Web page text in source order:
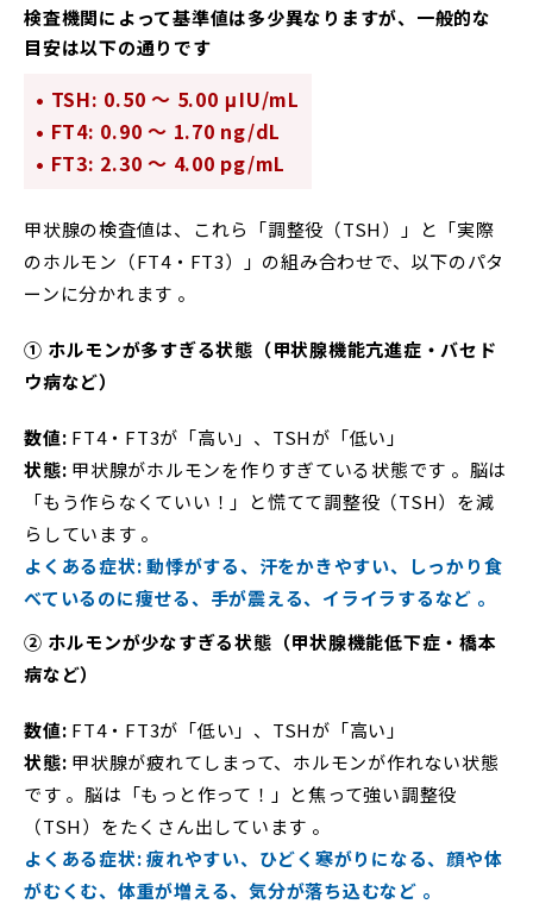
検査機関によって基準値は多少異なりますが、一般的な
目安は以下の通りです
• TSH: 0.50 ～ 5.00 μIU/mL
• FT4: 0.90 ～ 1.70 ng/dL
• FT3: 2.30 ～ 4.00 pg/mL
甲状腺の検査値は、これら「調整役（TSH）」と「実際
のホルモン（FT4・FT3）」の組み合わせで、以下のパタ
ーンに分かれます 。
① ホルモンが多すぎる状態（甲状腺機能亢進症・バセド
ウ病など）
数値: FT4・FT3が「高い」、TSHが「低い」
状態: 甲状腺がホルモンを作りすぎている状態です 。脳は
「もう作らなくていい！」と慌てて調整役（TSH）を減
らしています 。
よくある症状: 動悸がする、汗をかきやすい、しっかり食
べているのに痩せる、手が震える、イライラするなど 。
② ホルモンが少なすぎる状態（甲状腺機能低下症・橋本
病など）
数値: FT4・FT3が「低い」、TSHが「高い」
状態: 甲状腺が疲れてしまって、ホルモンが作れない状態
です 。脳は「もっと作って！」と焦って強い調整役
（TSH）をたくさん出しています 。
よくある症状: 疲れやすい、ひどく寒がりになる、顔や体
がむくむ、体重が増える、気分が落ち込むなど 。